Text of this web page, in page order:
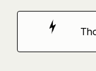
Hoppa